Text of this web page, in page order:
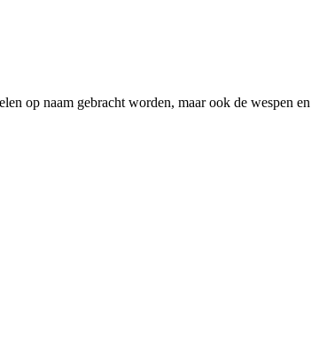
op naam gebracht worden, maar ook de wespen en